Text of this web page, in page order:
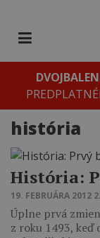
história
História:
19. FEBRUÁRA 2012
Úplne prvá
z roku 1493, keď